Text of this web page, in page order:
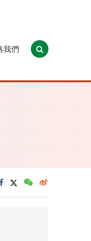
東帝汶
我們